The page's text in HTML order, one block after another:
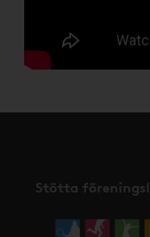
Stötta